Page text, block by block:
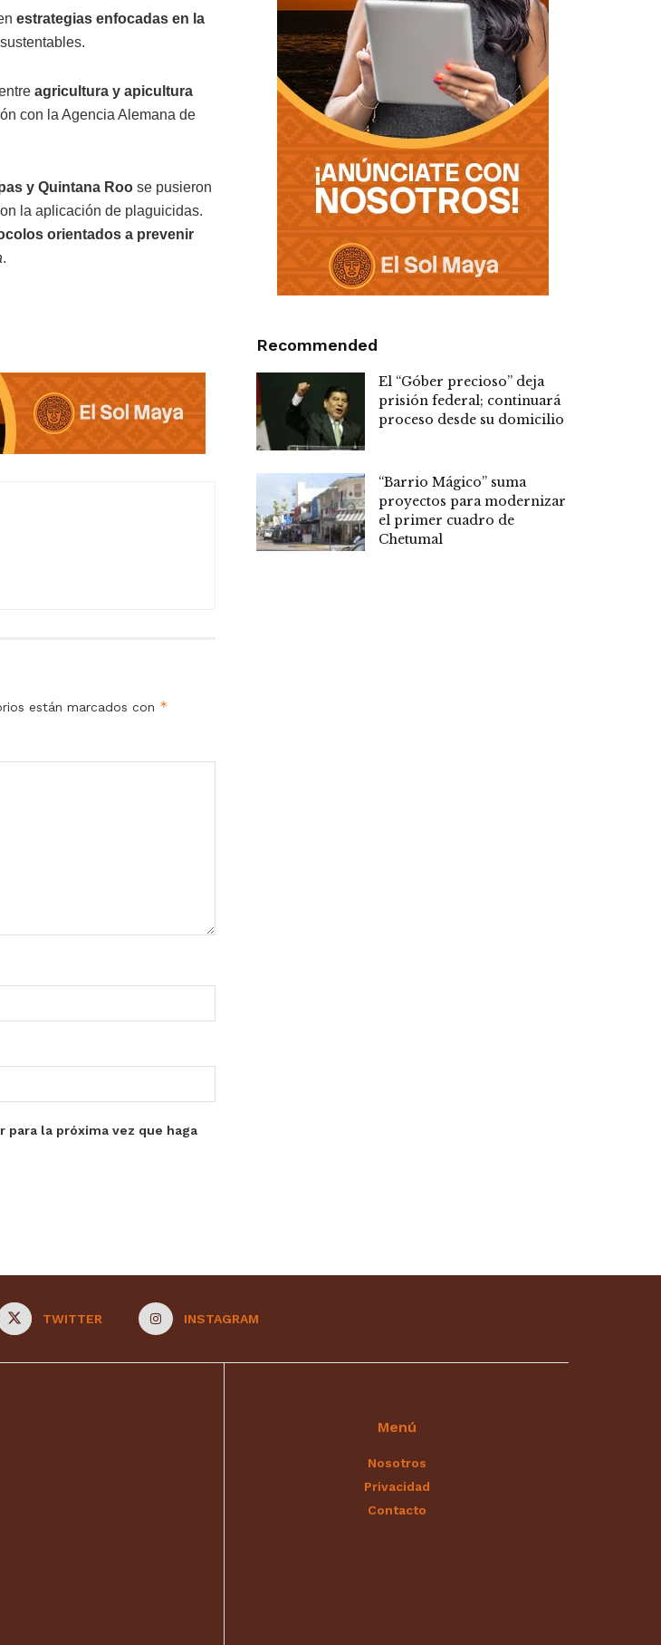
estrategias enfocadas en la
agricultura y apicultura
con la Agencia Alemana de
y Quintana Roo se pusieron
la aplicación de plaguicidas.
orientados a prevenir
.
están marcados con *
la próxima vez que haga
Recommended
El “Góber precioso” deja
prisión federal; continuará
proceso desde su domicilio
“Barrio Mágico” suma
proyectos para modernizar
el primer cuadro de
Chetumal
TWITTER INSTAGRAM
Menú
Nosotros
Privacidad
Contacto